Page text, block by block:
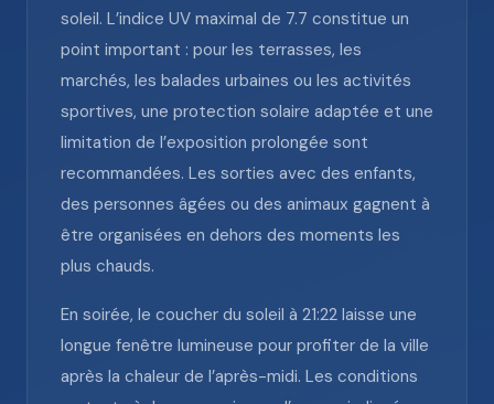
soleil. L’indice UV maximal de 7.7 constitue un
point important : pour les terrasses, les
marchés, les balades urbaines ou les activités
sportives, une protection solaire adaptée et une
limitation de l’exposition prolongée sont
recommandées. Les sorties avec des enfants,
des personnes âgées ou des animaux gagnent à
être organisées en dehors des moments les
plus chauds.
En soirée, le coucher du soleil à 21:22 laisse une
longue fenêtre lumineuse pour profiter de la ville
après la chaleur de l’après-midi. Les conditions